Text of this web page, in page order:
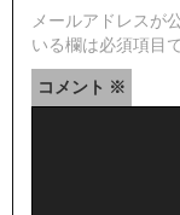
メールアドレスが
いる欄は必須項目
コメント ※